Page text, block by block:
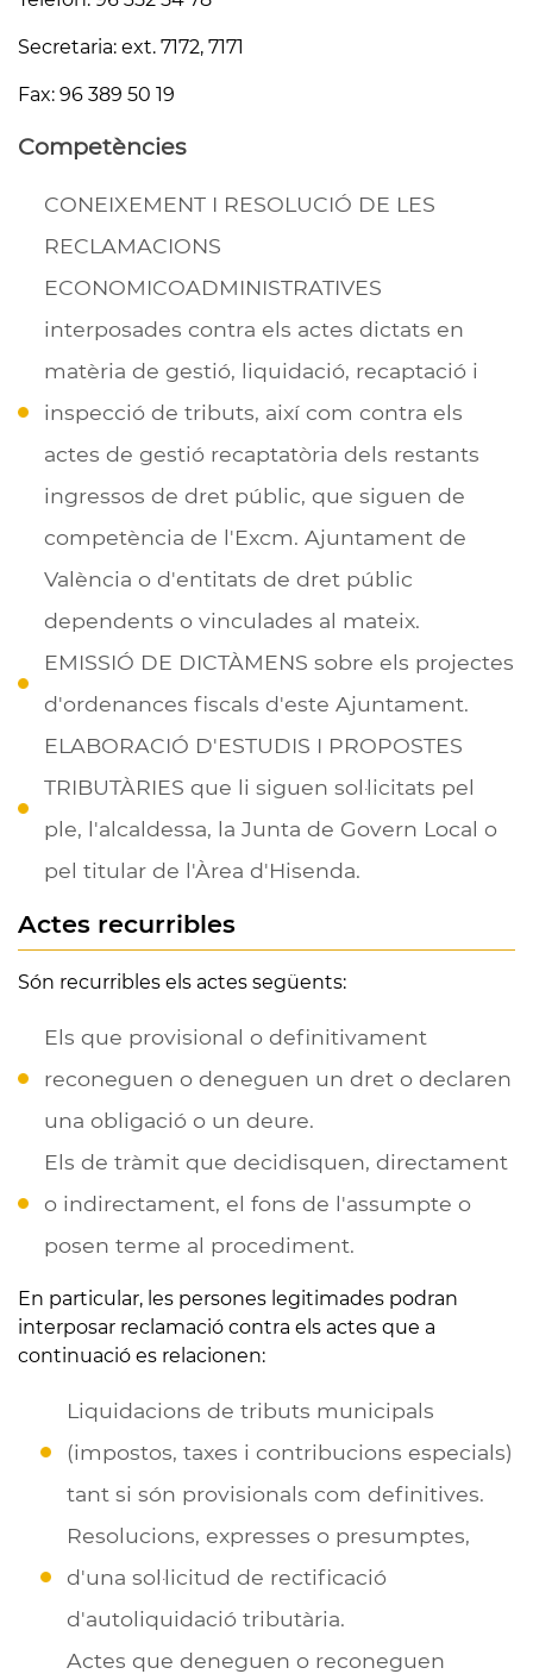
Secretaria: ext. 7172, 7171
Fax: 96 389 50 19
Competències
CONEIXEMENT I RESOLUCIÓ DE LES
RECLAMACIONS
ECONOMICOADMINISTRATIVES
interposades contra els actes dictats en
matèria de gestió, liquidació, recaptació i
inspecció de tributs, així com contra els
actes de gestió recaptatòria dels restants
ingressos de dret públic, que siguen de
competència de l'Excm. Ajuntament de
València o d'entitats de dret públic
dependents o vinculades al mateix.
EMISSIÓ DE DICTÀMENS sobre els projectes
d'ordenances fiscals d'este Ajuntament.
ELABORACIÓ D'ESTUDIS I PROPOSTES
TRIBUTÀRIES que li siguen sol·licitats pel
ple, l'alcaldessa, la Junta de Govern Local o
pel titular de l'Àrea d'Hisenda.
Actes recurribles
Són recurribles els actes següents:
Els que provisional o definitivament
reconeguen o deneguen un dret o declaren
una obligació o un deure.
Els de tràmit que decidisquen, directament
o indirectament, el fons de l'assumpte o
posen terme al procediment.
En particular, les persones legitimades podran
interposar reclamació contra els actes que a
continuació es relacionen:
Liquidacions de tributs municipals
(impostos, taxes i contribucions especials)
tant si són provisionals com definitives.
Resolucions, expresses o presumptes,
d'una sol·licitud de rectificació
d'autoliquidació tributària.
Actes que deneguen o reconeguen